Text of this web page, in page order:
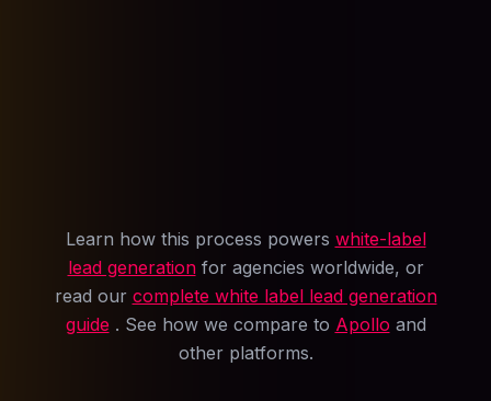
Learn how this process powers white-label
lead generation for agencies worldwide, or
read our complete white label lead generation
guide . See how we compare to Apollo and
other platforms.